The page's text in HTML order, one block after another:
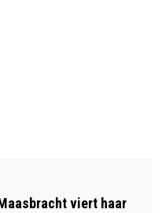
VAN
VREZEN
viert haar